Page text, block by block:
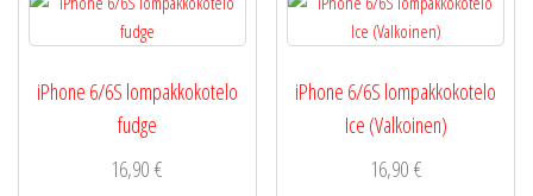
iPhone 6/6S lompakkokotelo
fudge
16,90€
iPhone 6/6S lompakkokotelo
Ice (Valkoinen)
16,90 €